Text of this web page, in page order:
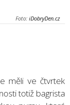
Foto: iDobryDen.cz
měli ve čtvrtek
totiž bagrista